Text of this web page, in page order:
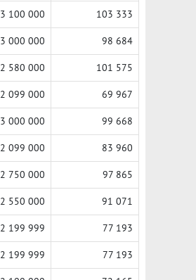
3 100 000 103 333
3 000 000 98 684
2 580 000 101 575
2 099 000 69 967
3 000 000 99 668
2 099 000 83 960
2 750 000 97 865
2 550 000 91 071
2 199 999 77 193
2 199 999 77 193